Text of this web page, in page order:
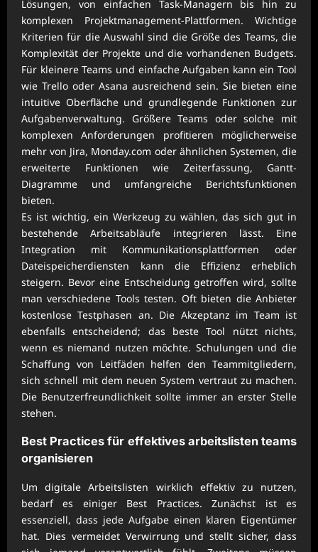
Lösungen, von einfachen Task-Managern bis hin zu
komplexen Projektmanagement-Plattformen. Wichtige
Kriterien für die Auswahl sind die Größe des Teams, die
Komplexität der Projekte und die vorhandenen Budgets.
Für kleinere Teams und einfache Aufgaben kann ein Tool
wie Trello oder Asana ausreichend sein. Sie bieten eine
intuitive Oberfläche und grundlegende Funktionen zur
Aufgabenverwaltung. Größere Teams oder solche mit
komplexen Anforderungen profitieren möglicherweise
mehr von Jira, Monday.com oder ähnlichen Systemen, die
erweiterte Funktionen wie Zeiterfassung, Gantt-
Diagramme und umfangreiche Berichtsfunktionen
bieten.
Es ist wichtig, ein Werkzeug zu wählen, das sich gut in
bestehende Arbeitsabläufe integrieren lässt. Eine
Integration mit Kommunikationsplattformen oder
Dateispeicherdiensten kann die Effizienz erheblich
steigern. Bevor eine Entscheidung getroffen wird, sollte
man verschiedene Tools testen. Oft bieten die Anbieter
kostenlose Testphasen an. Die Akzeptanz im Team ist
ebenfalls entscheidend; das beste Tool nützt nichts,
wenn es niemand nutzen möchte. Schulungen und die
Schaffung von Leitfäden helfen den Teammitgliedern,
sich schnell mit dem neuen System vertraut zu machen.
Die Benutzerfreundlichkeit sollte immer an erster Stelle
stehen.
Best Practices für effektives arbeitslisten teams
organisieren
Um digitale Arbeitslisten wirklich effektiv zu nutzen,
bedarf es einiger Best Practices. Zunächst ist es
essenziell, dass jede Aufgabe einen klaren Eigentümer
hat. Dies vermeidet Verwirrung und stellt sicher, dass